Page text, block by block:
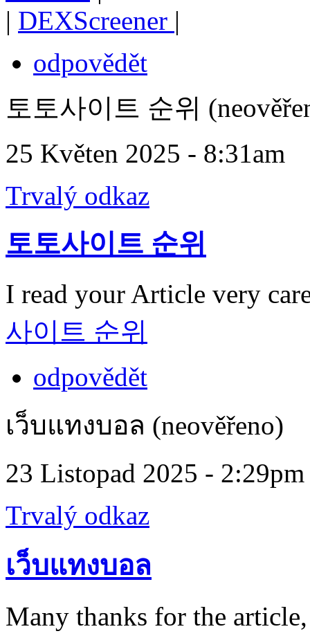
| DEXScreener |
odpovědět
토토사이트 순위
25 Květen 2025 - 8:31am
Trvalý odkaz
토토사이트 순위
I read your Article very
사이트 순위
odpovědět
เว็บแทงบอล (neověřeno)
23 Listopad 2025 - 2:29pm
Trvalý odkaz
เว็บแทงบอล
Many thanks for the